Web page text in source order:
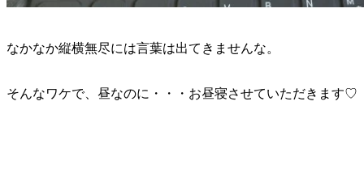
なかなか縦横無尽には言葉は出てきませんな。
そんなワケで、昼なのに・・・お昼寝させていただきます♡